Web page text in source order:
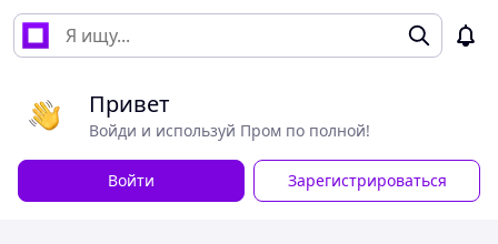
Привет
Войди и используй Пром по полной!
Войти Зарегистрироваться